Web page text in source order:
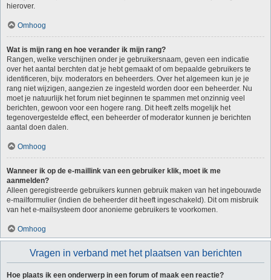
hierover.
Omhoog
Wat is mijn rang en hoe verander ik mijn rang?
Rangen, welke verschijnen onder je gebruikersnaam, geven een indicatie
over het aantal berchten dat je hebt gemaakt of om bepaalde gebruikers te
identificeren, bijv. moderators en beheerders. Over het algemeen kun je je
rang niet wijzigen, aangezien ze ingesteld worden door een beheerder. Nu
moet je natuurlijk het forum niet beginnen te spammen met onzinnig veel
berichten, gewoon voor een hogere rang. Dit heeft zelfs mogelijk het
tegenovergestelde effect, een beheerder of moderator kunnen je berichten
aantal doen dalen.
Omhoog
Wanneer ik op de e-maillink van een gebruiker klik, moet ik me
aanmelden?
Alleen geregistreerde gebruikers kunnen gebruik maken van het ingebouwde
e-mailformulier (indien de beheerder dit heeft ingeschakeld). Dit om misbruik
van het e-mailsysteem door anonieme gebruikers te voorkomen.
Omhoog
Vragen in verband met het plaatsen van berichten
Hoe plaats ik een onderwerp in een forum of maak een reactie?